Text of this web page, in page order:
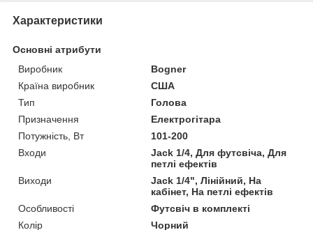
Характеристики
Основні атрибути
Виробник
Bogner
Країна виробник
США
Тип
Голова
Призначення
Електрогітара
Потужність, Вт
101-200
Входи
Jack 1/4, Для футсвіча, Для
петлі ефектів
Виходи
Jack 1/4", Лінійний, На
кабінет, На петлі ефектів
Особливості
Футсвіч в комплекті
Колір
Чорний